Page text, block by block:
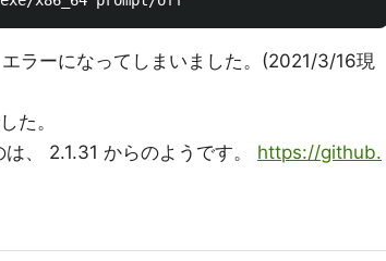
ラーになってしまいました。(2021/3/16現
た。
、 2.1.31 からのようです。 https://github.